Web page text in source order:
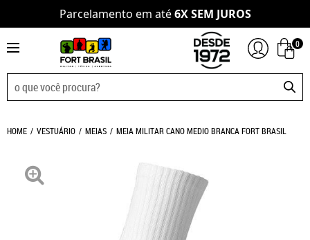
Parcelamento em até6X SEM JUROS
0
HOME VESTUÁRIO MEIAS MEIA MILITAR CANO MEDIO BRANCA FORT BRASIL